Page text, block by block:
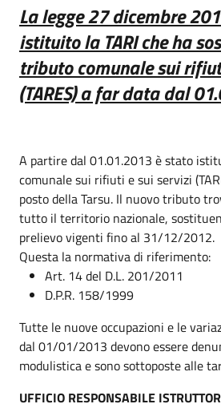
La legge 27 dicembre
istituito la TARI che ha
tributo comunale sui
(TARES) a far data dal
A partire dal 01.01.2013 è stato
comunale sui rifiuti e sui servizi
posto della Tarsu. Il nuovo tributo
tutto il territorio nazionale,
prelievo vigenti fino al 31/12/2012.
Questa la normativa di riferimento:
Art. 14 del D.L. 201/2011
D.P.R. 158/1999
Tutte le nuove occupazioni e le
dal 01/01/2013 devono essere
modulistica e sono sottoposte alle
UFFICIO RESPONSABILE